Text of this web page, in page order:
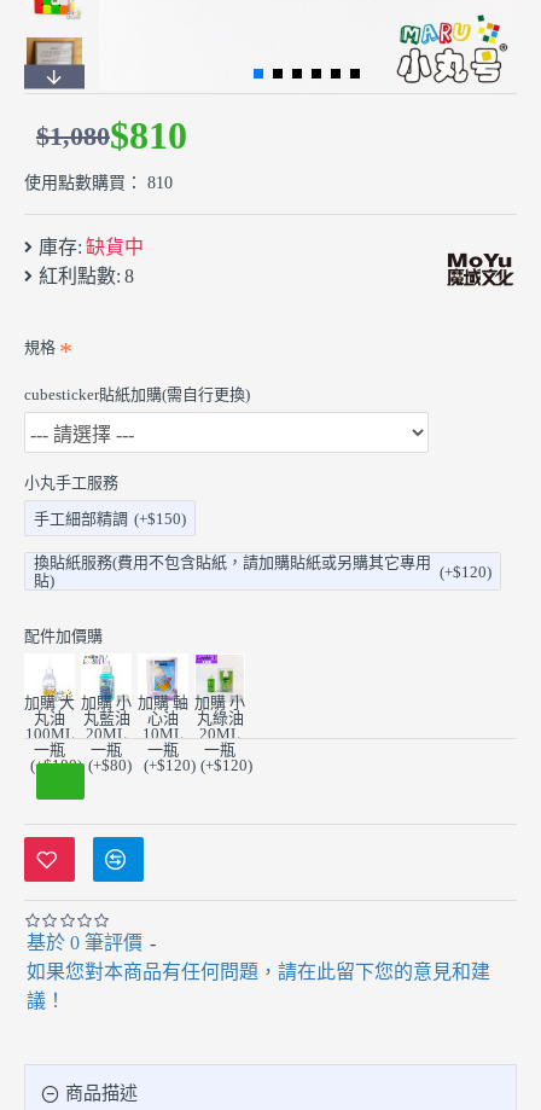
庫存: 缺貨中
紅利點數: 8
基於 0 筆評價 -
如果您對本商品有任何問題，請在此留下您的意見和建
議！
$810
$1,080
使用點數購買： 810
規格
cubesticker貼紙加購(需自行更換)
小丸手工服務
手工細部精調 (+$150)
換貼紙服務(費用不包含貼紙，請加購貼紙或另購其它專用
貼)
(+$120)
配件加價購
加購 大
丸油
100ML
一瓶
(+$180)
加購 小
丸藍油
20ML
一瓶
(+$80)
加購 軸
心油
10ML
一瓶
(+$120)
加購 小
丸綠油
20ML
一瓶
(+$120)
商品描述